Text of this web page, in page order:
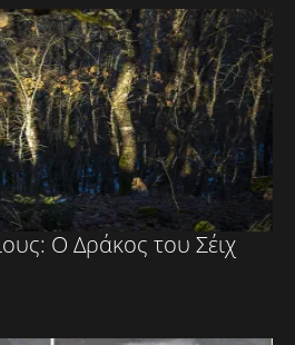
Ο Δράκος του Σέιχ